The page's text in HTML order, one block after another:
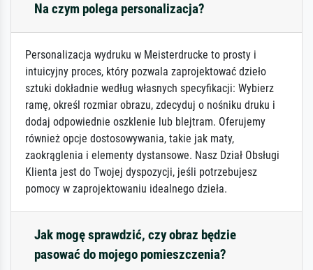
Na czym polega personalizacja?
Personalizacja wydruku w Meisterdrucke to prosty i
intuicyjny proces, który pozwala zaprojektować dzieło
sztuki dokładnie według własnych specyfikacji: Wybierz
ramę, określ rozmiar obrazu, zdecyduj o nośniku druku i
dodaj odpowiednie oszklenie lub blejtram. Oferujemy
również opcje dostosowywania, takie jak maty,
zaokrąglenia i elementy dystansowe. Nasz Dział Obsługi
Klienta jest do Twojej dyspozycji, jeśli potrzebujesz
pomocy w zaprojektowaniu idealnego dzieła.
Jak mogę sprawdzić, czy obraz będzie
pasować do mojego pomieszczenia?